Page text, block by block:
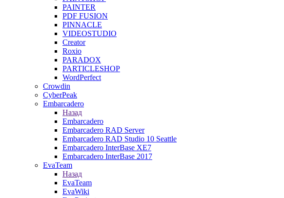
PAINTER
PDF FUSION
PINNACLE
VIDEOSTUDIO
Creator
Roxio
PARADOX
PARTICLESHOP
WordPerfect
Crowdin
CyberPeak
Embarcadero
Назад
Embarcadero
Embarcadero RAD Server
Embarcadero RAD Studio 10 Seattle
Embarcadero InterBase XE7
Embarcadero InterBase 2017
EvaTeam
Назад
EvaTeam
EvaWiki